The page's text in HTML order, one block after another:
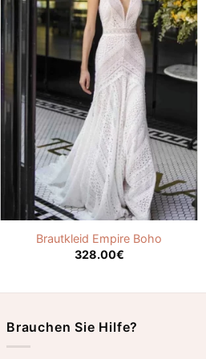
Brautkleid Empire Boho
328.00€
Brauchen Sie Hilfe?